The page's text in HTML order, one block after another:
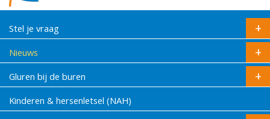
Stel je vraag
Nieuws
Gluren bij de buren
Kinderen & hersenletsel (NAH)